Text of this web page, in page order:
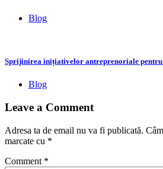
Blog
Sprijinirea inițiativelor antreprenoriale
Blog
Leave a Comment
Adresa ta de email nu va fi publicată.
marcate cu *
Comment *